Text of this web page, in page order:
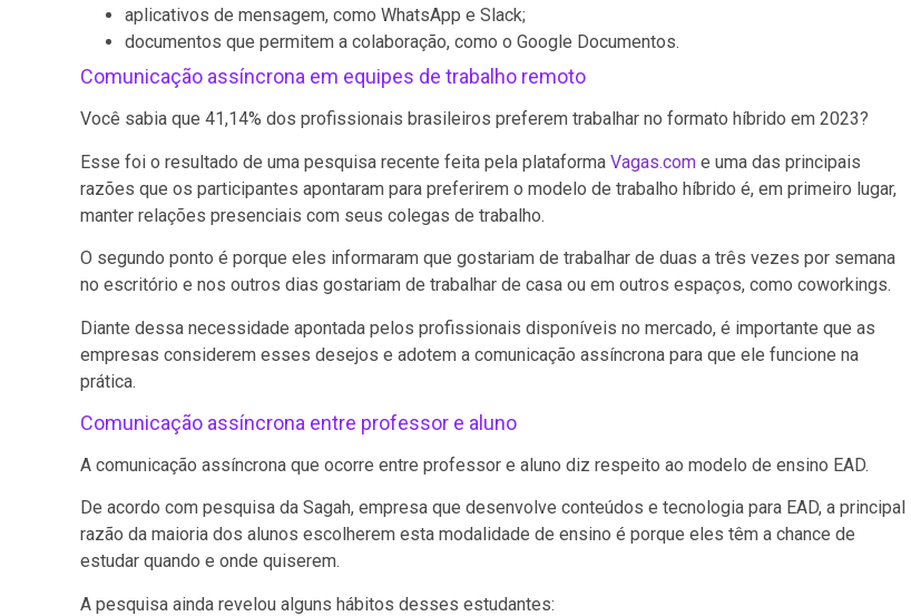
aplicativos de mensagem, como WhatsApp e Slack;
documentos que permitem a colaboração, como o Google Documentos.
Comunicação assíncrona em equipes de trabalho remoto
Você sabia que 41,14% dos profissionais brasileiros preferem trabalhar no formato híbrido em 2023?
Esse foi o resultado de uma pesquisa recente feita pela plataforma Vagas.com e uma das principais
razões que os participantes apontaram para preferirem o modelo de trabalho híbrido é, em primeiro lugar,
manter relações presenciais com seus colegas de trabalho.
O segundo ponto é porque eles informaram que gostariam de trabalhar de duas a três vezes por semana
no escritório e nos outros dias gostariam de trabalhar de casa ou em outros espaços, como coworkings.
Diante dessa necessidade apontada pelos profissionais disponíveis no mercado, é importante que as
empresas considerem esses desejos e adotem a comunicação assíncrona para que ele funcione na
prática.
Comunicação assíncrona entre professor e aluno
A comunicação assíncrona que ocorre entre professor e aluno diz respeito ao modelo de ensino EAD.
De acordo com pesquisa da Sagah, empresa que desenvolve conteúdos e tecnologia para EAD, a principal
razão da maioria dos alunos escolherem esta modalidade de ensino é porque eles têm a chance de
estudar quando e onde quiserem.
A pesquisa ainda revelou alguns hábitos desses estudantes: